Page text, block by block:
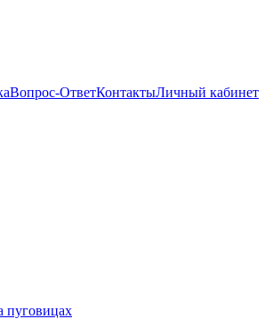
Вопрос-ОтветКонтактыЛичный кабинет
пуговицах